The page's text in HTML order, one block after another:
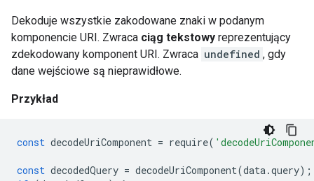
Dekoduje wszystkie zakodowane znaki w podanym
komponencie URI. Zwraca ciąg tekstowy reprezentujący
zdekodowany komponent URI. Zwraca undefined , gdy
dane wejściowe są nieprawidłowe.
Przykład
const decodeUriComponent = require(
const decodedQuery = decodeUriComponent(data.query);